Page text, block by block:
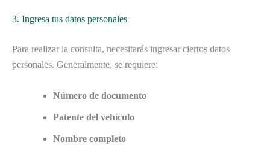
3. Ingresa tus datos personales
Para realizar la consulta, necesitarás ingresar ciertos datos
personales. Generalmente, se requiere:
Número de documento
Patente del vehículo
Nombre completo